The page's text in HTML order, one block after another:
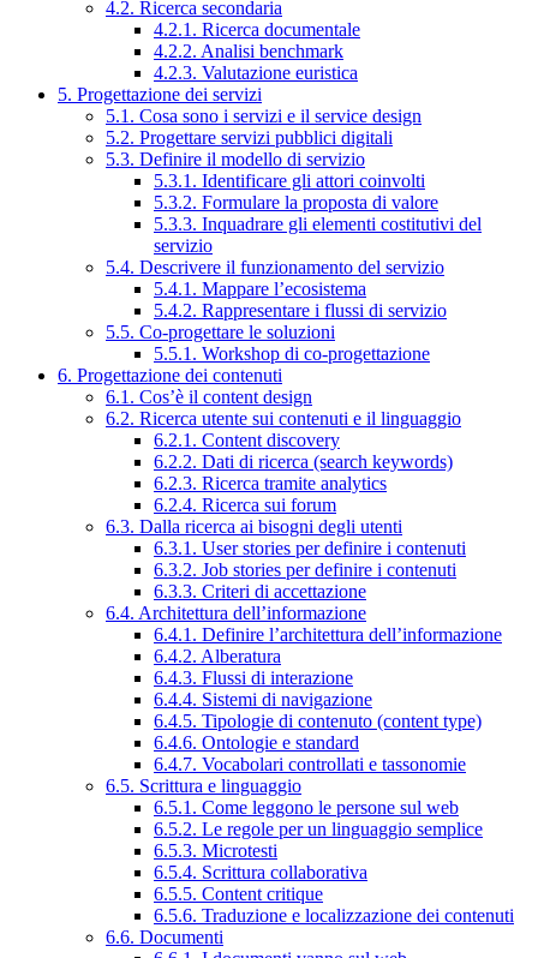
4.2. Ricerca secondaria
4.2.1. Ricerca documentale
4.2.2. Analisi benchmark
4.2.3. Valutazione euristica
5. Progettazione dei servizi
5.1. Cosa sono i servizi e il service design
5.2. Progettare servizi pubblici digitali
5.3. Definire il modello di servizio
5.3.1. Identificare gli attori coinvolti
5.3.2. Formulare la proposta di valore
5.3.3. Inquadrare gli elementi costitutivi del
servizio
5.4. Descrivere il funzionamento del servizio
5.4.1. Mappare l’ecosistema
5.4.2. Rappresentare i flussi di servizio
5.5. Co-progettare le soluzioni
5.5.1. Workshop di co-progettazione
6. Progettazione dei contenuti
6.1. Cos’è il content design
6.2. Ricerca utente sui contenuti e il linguaggio
6.2.1. Content discovery
6.2.2. Dati di ricerca (search keywords)
6.2.3. Ricerca tramite analytics
6.2.4. Ricerca sui forum
6.3. Dalla ricerca ai bisogni degli utenti
6.3.1. User stories per definire i contenuti
6.3.2. Job stories per definire i contenuti
6.3.3. Criteri di accettazione
6.4. Architettura dell’informazione
6.4.1. Definire l’architettura dell’informazione
6.4.2. Alberatura
6.4.3. Flussi di interazione
6.4.4. Sistemi di navigazione
6.4.5. Tipologie di contenuto (content type)
6.4.6. Ontologie e standard
6.4.7. Vocabolari controllati e tassonomie
6.5. Scrittura e linguaggio
6.5.1. Come leggono le persone sul web
6.5.2. Le regole per un linguaggio semplice
6.5.3. Microtesti
6.5.4. Scrittura collaborativa
6.5.5. Content critique
6.5.6. Traduzione e localizzazione dei contenuti
6.6. Documenti